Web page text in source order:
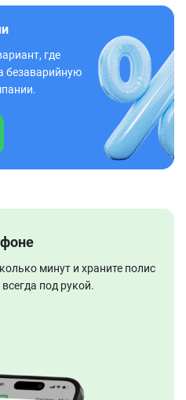
где
безаварийную
минут и храните полис
под рукой.